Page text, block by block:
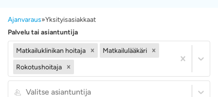
Ajanvaraus»Yksityisasiakkaat
Palvelu tai asiantuntija
Matkailuklinikan hoitaja Matkailulääkäri
Rokotushoitaja
Valitse asiantuntija